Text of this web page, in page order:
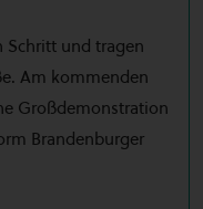
Schritt und tragen
Am kommenden
Großdemonstration
Brandenburger